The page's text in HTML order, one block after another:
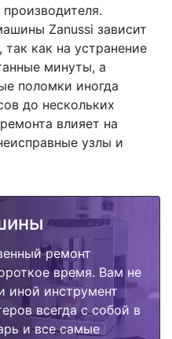
Zanussi зависит
как на устранение
минуты, а
поломки иногда
до нескольких
влияет на
узлы и
ремонт
время. Вам не
иной инструмент
всегда с собой в
и все самые